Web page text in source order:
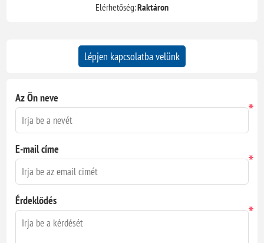
Elérhetőség:Raktáron
Lépjen kapcsolatba velünk
Az Ön neve
*
E-mail címe
*
Érdeklődés
*